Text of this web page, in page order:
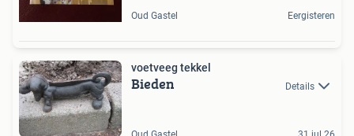
Oud Gastel Eergisteren
voetveeg tekkel
Bieden Details